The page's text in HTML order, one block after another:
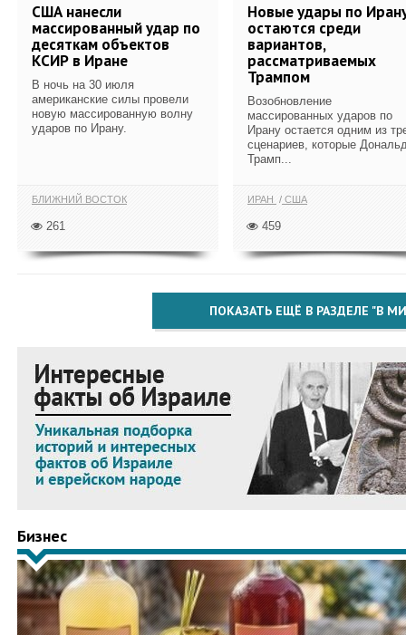
США нанесли
массированный удар по
десяткам объектов
КСИР в Иране
В ночь на 30 июля
американские силы провели
новую массированную волну
ударов по Ирану.
БЛИЖНИЙ ВОСТОК
261
Новые удары по
остаются среди
вариантов,
рассматриваемых
Трампом
Возобновление
массированных ударов по
Ирану остается одним из
сценариев, которые
Трамп...
ИРАН США
459
ПОКАЗАТЬ ЕЩЁ В РАЗДЕЛЕ "В
Бизнес